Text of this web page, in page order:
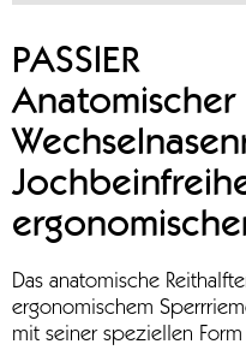
PASSIER
Anatomischer
Das anatomische
ergonomischem
mit seiner speziellen